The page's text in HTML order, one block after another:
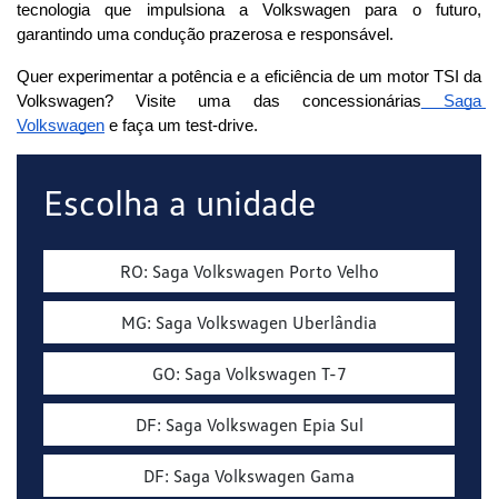
tecnologia que impulsiona a Volkswagen para o futuro,
garantindo uma condução prazerosa e responsável.
Quer experimentar a potência e a eficiência de um motor TSI da
Volkswagen? Visite uma das concessionárias Saga
Volkswagen e faça um test-drive.
Escolha a unidade
RO: Saga Volkswagen Porto Velho
MG: Saga Volkswagen Uberlândia
GO: Saga Volkswagen T-7
DF: Saga Volkswagen Epia Sul
DF: Saga Volkswagen Gama